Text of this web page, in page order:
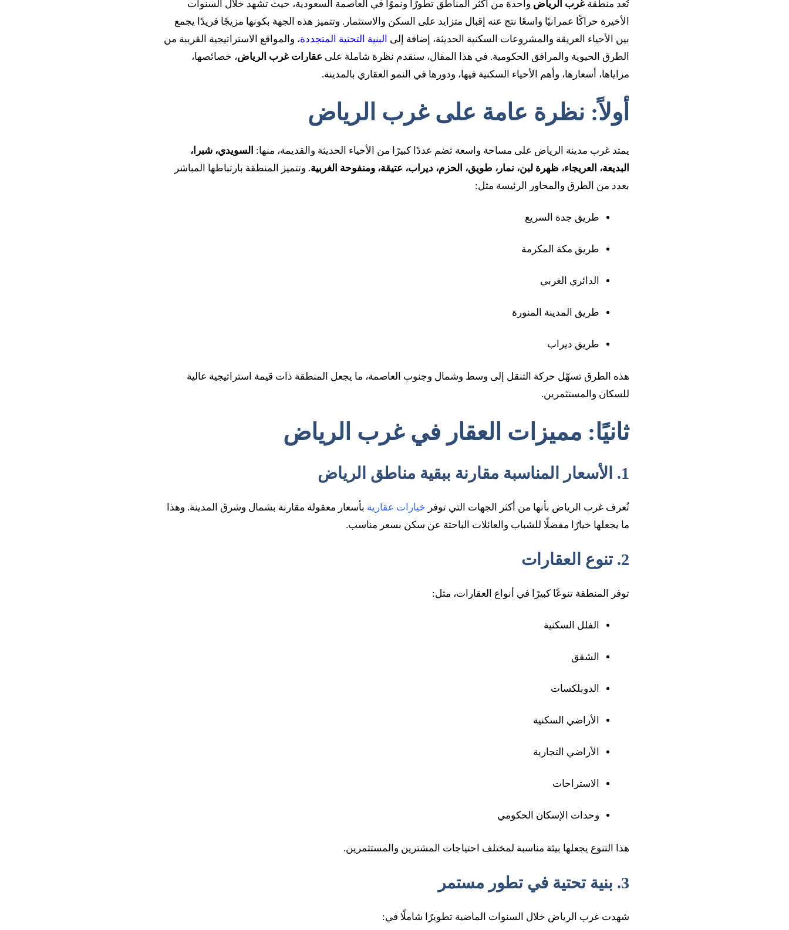
تُعد منطقةغرب الرياض واحدة من أكثر المناطق تطورًا ونموًا في العاصمة السعودية، حيث تشهد خلال السنوات
الأخيرة حراكًا عمرانيًا واسعًا نتج عنه إقبال متزايد على السكن والاستثمار. وتتميز هذه الجهة بكونها مزيجًا فريدًا يجمع
بين الأحياء العريقة والمشروعات السكنية الحديثة، إضافة إلى البنية التحتية المتجددة، والمواقع الاستراتيجية القريبة من
الطرق الحيوية والمرافق الحكومية. في هذا المقال، سنقدم نظرة شاملة على عقارات غرب الرياض، خصائصها،
مزاياها، أسعارها، وأهم الأحياء السكنية فيها، ودورها في النمو العقاري بالمدينة.
أولاً: نظرة عامة على غرب الرياض
يمتد غرب مدينة الرياض على مساحة واسعة تضم عددًا كبيرًا من الأحياء الحديثة والقديمة، منها: السويدي، شبرا،
البديعة، العريجاء، ظهرة لبن، نمار، طويق، الحزم، ديراب، عتيقة، ومنفوحة الغربية. وتتميز المنطقة بارتباطها المباشر
بعدد من الطرق والمحاور الرئيسة مثل:
طريق جدة السريع
طريق مكة المكرمة
الدائري الغربي
طريق المدينة المنورة
طريق ديراب
هذه الطرق تسهّل حركة التنقل إلى وسط وشمال وجنوب العاصمة، ما يجعل المنطقة ذات قيمة استراتيجية عالية
للسكان والمستثمرين.
ثانيًا: مميزات العقار في غرب الرياض
1. الأسعار المناسبة مقارنة ببقية مناطق الرياض
تُعرف غرب الرياض بأنها من أكثر الجهات التي توفر خيارات عقارية بأسعار معقولة مقارنة بشمال وشرق المدينة. وهذا
ما يجعلها خيارًا مفضلًا للشباب والعائلات الباحثة عن سكن بسعر مناسب.
2. تنوع العقارات
توفر المنطقة تنوعًا كبيرًا في أنواع العقارات، مثل:
الفلل السكنية
الشقق
الدوبلكسات
الأراضي السكنية
الأراضي التجارية
الاستراحات
وحدات الإسكان الحكومي
هذا التنوع يجعلها بيئة مناسبة لمختلف احتياجات المشترين والمستثمرين.
3. بنية تحتية في تطور مستمر
شهدت غرب الرياض خلال السنوات الماضية تطويرًا شاملًا في: